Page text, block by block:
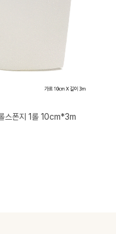
스폰지 1롤 10cm*3m